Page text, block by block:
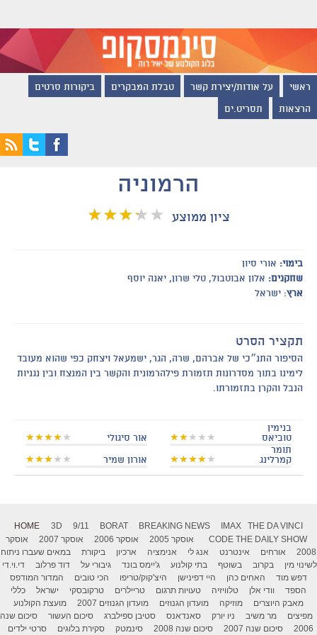
ראשי על אודות/יצירת קשר טבלת המבקרים ביקורות סרטים
הרצאות תסריט.ים
הרמוניה
ציון ממוצע
בימוי: אורי סיון
שחקנים: אלון אבוטבול, טלי שרון, יאנה יוסף
ארץ: ישראל
תקציר הסרט
הסיפור התנ״כי של אברהם, שרה, הגר, ישמעאל ויצחק כפי שהוא מעובד
לימינו בתוך מסדרונות תזמורת פילהרמונית והקשר בין המנצח ובין נגניות
הנבל והקרן בתזמורתו.
בנימין
טוביאס
אור סיגולי
תומר
קמרלינג
אורון שמיר
HOME 3D 9/11 BORAT BREAKING NEWS IMAX
THE DA VINCI
CODE THE DAILY SHOW אוסקר 2005 אוסקר 2006 אוסקר 2007
אוסקר
2008
אורחים אינטרנט אנג לי אנימציה ארכיון ביקורת
במאים שעברו ניתוח
לשינוי מין
בקרוב בשוטף בתי קולנוע ג'יימס בונד גיבורי על דוד פרלוב
די.וי.די
דפש מוד
האחים כהן היי דפינישן היצ'קוק/טריפו הכי טובים
המדור המודפס
הספד
וודי אלן טלוויזיה טעויות תרגום טריילרים טרקובסקי ישראל
כללי
מאבק היוצרים
מוזיקה מועדון הגנוזים מועדון הגנוזים 2007
מועצת הקולנוע
מפיצים
מר משיב ניו יורק סאנדאנס סטיבן ספילברג סיכום העשור
סיכום שנה
2006
סיכום שנה 2007 סיכום שנה 2008 סינמטק סקירת בלוגים סרטי ילדים